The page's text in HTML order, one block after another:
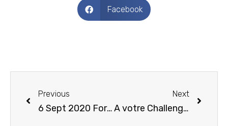
Facebook
Previous
6 Sept 2020 Forum des Associations
Next
A votre Challenge les Parents !!!